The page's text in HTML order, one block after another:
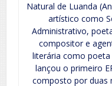
Natural de Luanda
artístico como
Administrativo,
compositor e
literária como poeta
lançou o primeiro
composto por duas